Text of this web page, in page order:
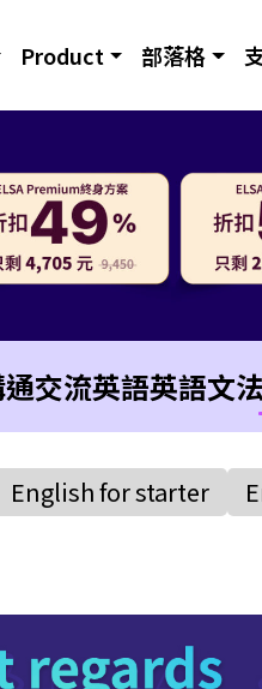
Product 部落格
交流英語英語文法
English for starter